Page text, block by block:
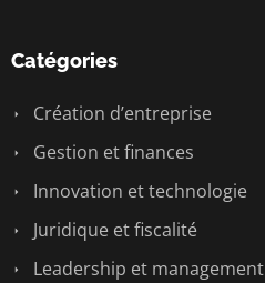
Catégories
Création d’entreprise
Gestion et finances
Innovation et technologie
Juridique et fiscalité
Leadership et management